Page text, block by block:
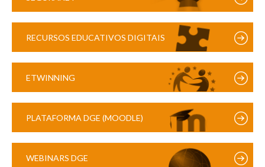
RECURSOS EDUCATIVOS DIGITAIS
ETWINNING
PLATAFORMA DGE (MOODLE)
WEBINARS DGE